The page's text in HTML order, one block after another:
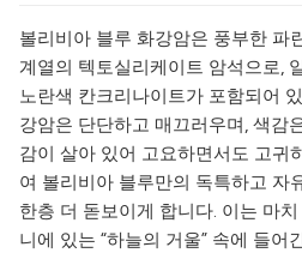
볼리비아 블루 화강암은 풍부한 파
계열의 텍토실리케이트 암석으로,
노란색 칸크리나이트가 포함되어
강암은 단단하고 매끄러우며, 색감
감이 살아 있어 고요하면서도 고귀
여 볼리비아 블루만의 독특하고 자
한층 더 돋보이게 합니다. 이는 마
니에 있는 “하늘의 거울” 속에 들어